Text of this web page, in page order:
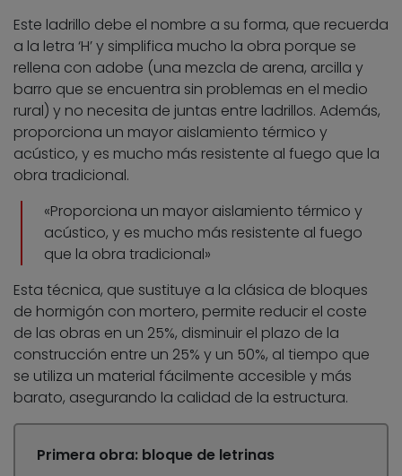
Este ladrillo debe el nombre a su forma, que recuerda
a la letra ‘H’ y simplifica mucho la obra porque se
rellena con adobe (una mezcla de arena, arcilla y
barro que se encuentra sin problemas en el medio
rural) y no necesita de juntas entre ladrillos. Además,
proporciona un mayor aislamiento térmico y
acústico, y es mucho más resistente al fuego que la
obra tradicional.
«Proporciona un mayor aislamiento térmico y
acústico, y es mucho más resistente al fuego
que la obra tradicional»
Esta técnica, que sustituye a la clásica de bloques
de hormigón con mortero, permite reducir el coste
de las obras en un 25%, disminuir el plazo de la
construcción entre un 25% y un 50%, al tiempo que
se utiliza un material fácilmente accesible y más
barato, asegurando la calidad de la estructura.
Primera obra: bloque de letrinas